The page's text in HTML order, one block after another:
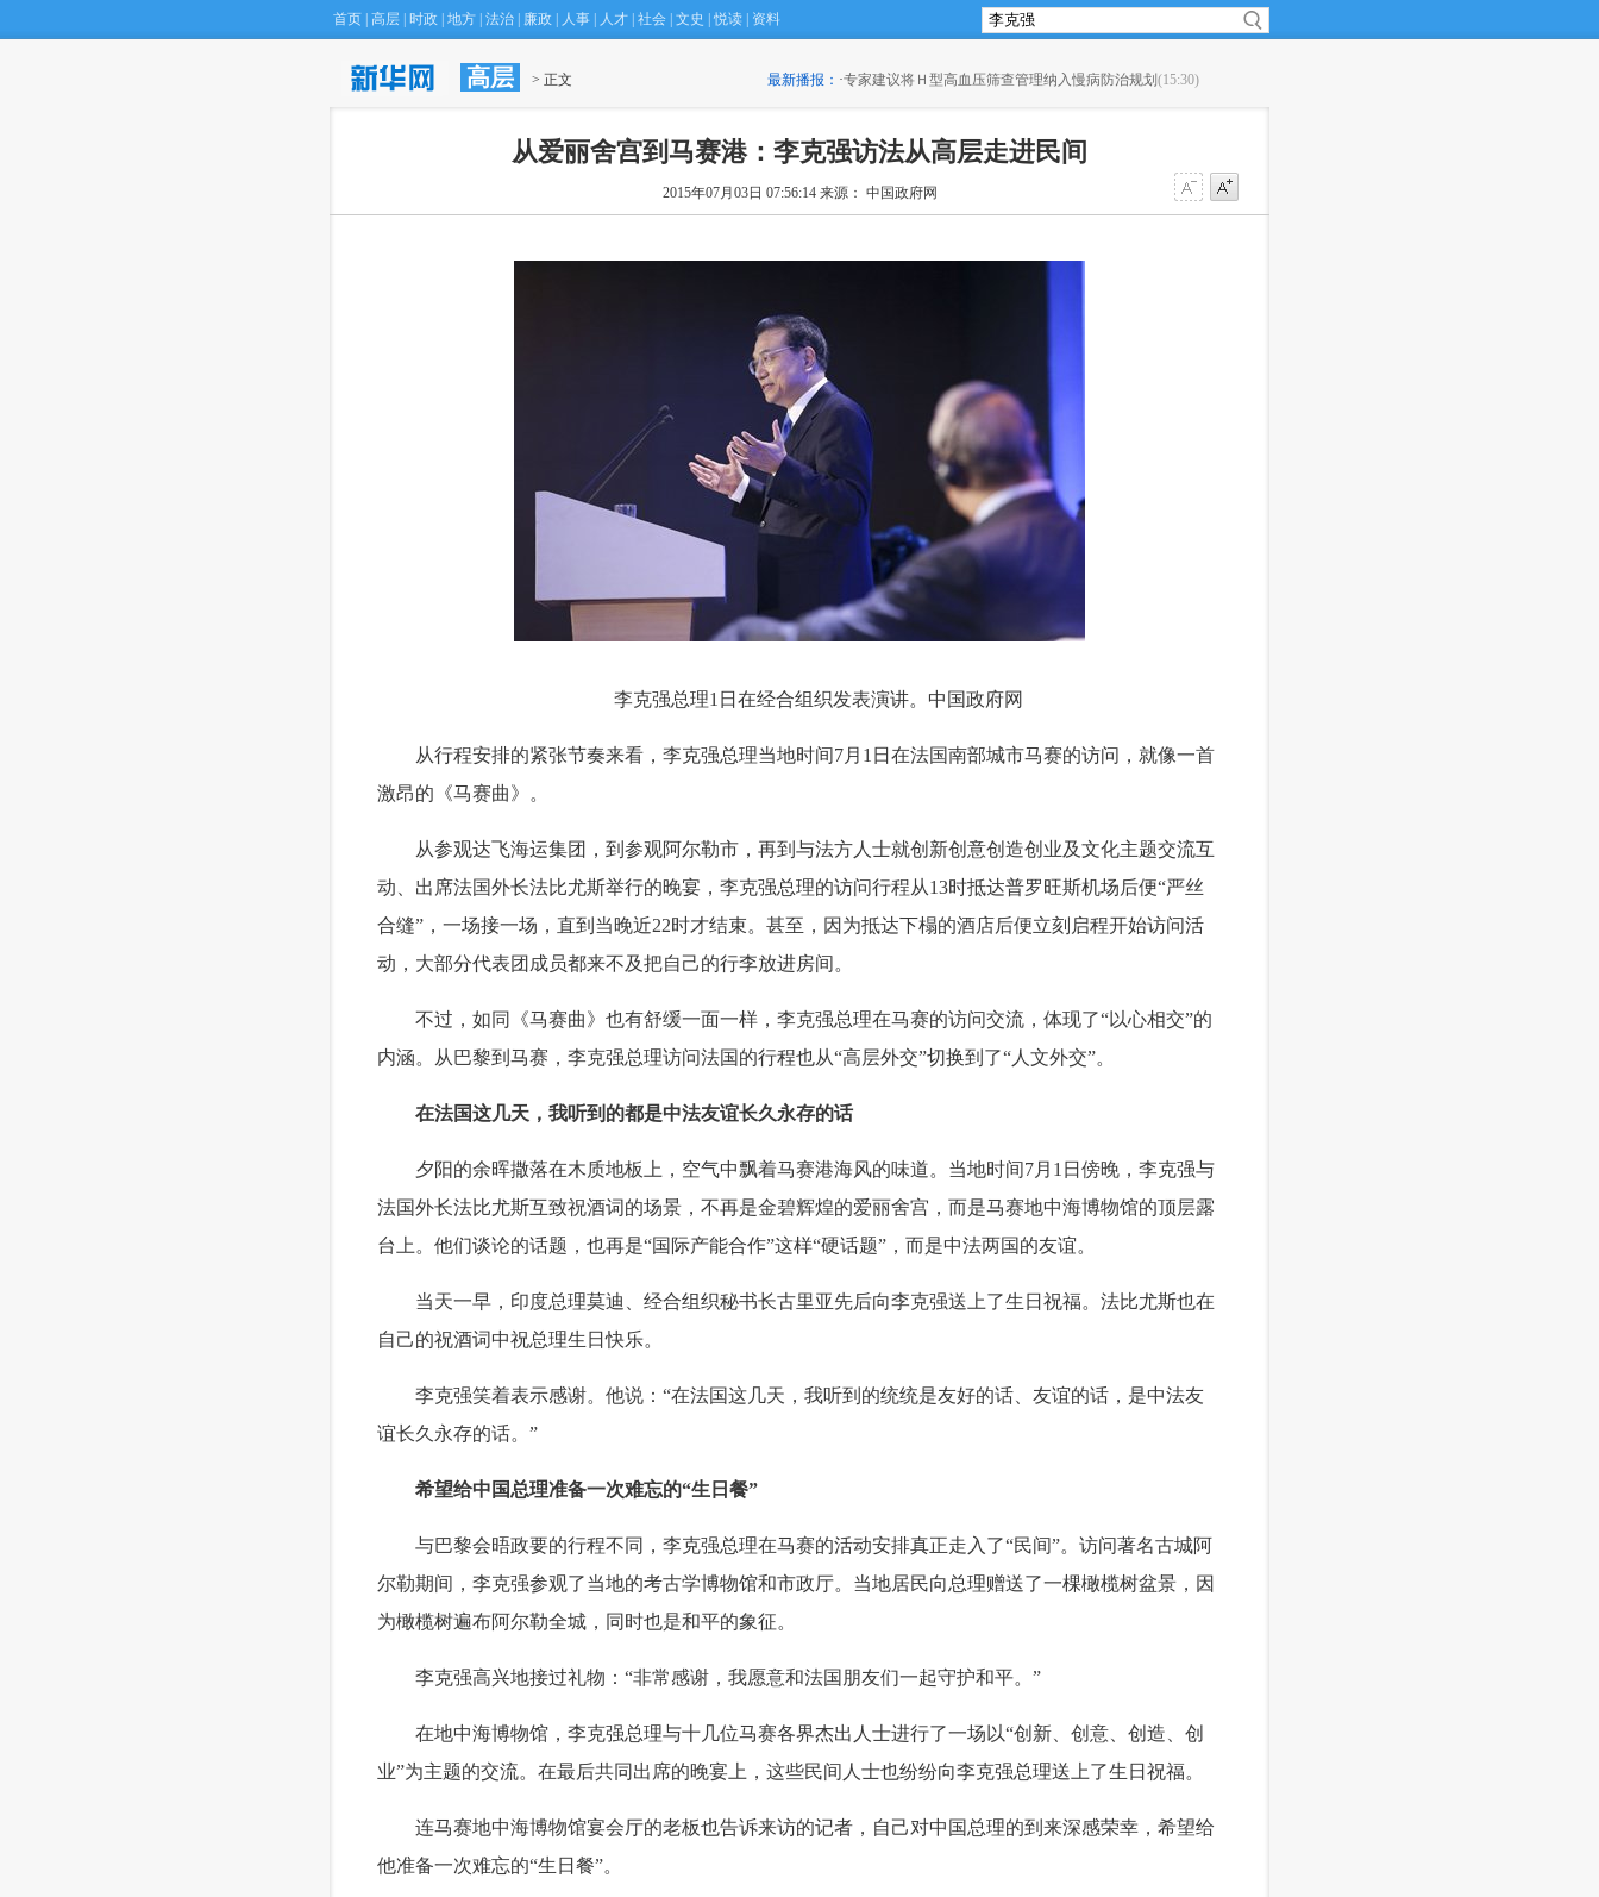
首页 高层 时政 地方 法治 廉政 人事 人才 社会 文史 悦读 资料
高层 > 正文 最新播报：
·专家建议将Ｈ型高血压筛查管理纳入慢病防治规划(15:30) · 滴滴如何施展网约车攻守平衡术？(15:08)
从爱丽舍宫到马赛港：李克强访法从高层走进民间
2015年07月03日 07:56:14 来源： 中国政府网
李克强总理1日在经合组织发表演讲。中国政府网
从行程安排的紧张节奏来看，李克强总理当地时间7月1日在法国南部城市马赛的访问，就像一首
激昂的《马赛曲》。
从参观达飞海运集团，到参观阿尔勒市，再到与法方人士就创新创意创造创业及文化主题交流互
动、出席法国外长法比尤斯举行的晚宴，李克强总理的访问行程从13时抵达普罗旺斯机场后便“严丝
合缝”，一场接一场，直到当晚近22时才结束。甚至，因为抵达下榻的酒店后便立刻启程开始访问活
动，大部分代表团成员都来不及把自己的行李放进房间。
不过，如同《马赛曲》也有舒缓一面一样，李克强总理在马赛的访问交流，体现了“以心相交”的
内涵。从巴黎到马赛，李克强总理访问法国的行程也从“高层外交”切换到了“人文外交”。
在法国这几天，我听到的都是中法友谊长久永存的话
夕阳的余晖撒落在木质地板上，空气中飘着马赛港海风的味道。当地时间7月1日傍晚，李克强与
法国外长法比尤斯互致祝酒词的场景，不再是金碧辉煌的爱丽舍宫，而是马赛地中海博物馆的顶层露
台上。他们谈论的话题，也再是“国际产能合作”这样“硬话题”，而是中法两国的友谊。
当天一早，印度总理莫迪、经合组织秘书长古里亚先后向李克强送上了生日祝福。法比尤斯也在
自己的祝酒词中祝总理生日快乐。
李克强笑着表示感谢。他说：“在法国这几天，我听到的统统是友好的话、友谊的话，是中法友
谊长久永存的话。”
希望给中国总理准备一次难忘的“生日餐”
与巴黎会晤政要的行程不同，李克强总理在马赛的活动安排真正走入了“民间”。访问著名古城阿
尔勒期间，李克强参观了当地的考古学博物馆和市政厅。当地居民向总理赠送了一棵橄榄树盆景，因
为橄榄树遍布阿尔勒全城，同时也是和平的象征。
李克强高兴地接过礼物：“非常感谢，我愿意和法国朋友们一起守护和平。”
在地中海博物馆，李克强总理与十几位马赛各界杰出人士进行了一场以“创新、创意、创造、创
业”为主题的交流。在最后共同出席的晚宴上，这些民间人士也纷纷向李克强总理送上了生日祝福。
连马赛地中海博物馆宴会厅的老板也告诉来访的记者，自己对中国总理的到来深感荣幸，希望给
他准备一次难忘的“生日餐”。